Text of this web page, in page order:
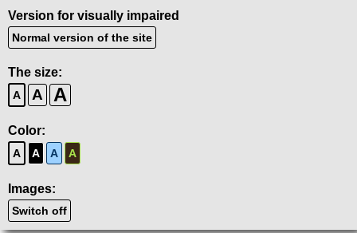
Version for visually impaired
Normal version of the site
The size:
A A A
Color:
A A A A
Images:
Switch off